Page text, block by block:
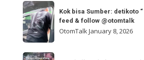
Kok
bisa
Sumber:
detikoto
“
Kok bisa Sumber: detikoto
feed & follow @otomtalk
OtomTalkJanuary 8, 2026
Sesekali